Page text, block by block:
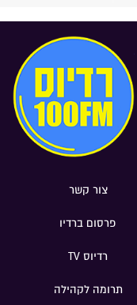
צור קשר
פרסום ברדיו
רדיוס TV
תרומה לקהילה